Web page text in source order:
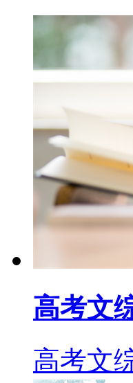
高考文
高考文